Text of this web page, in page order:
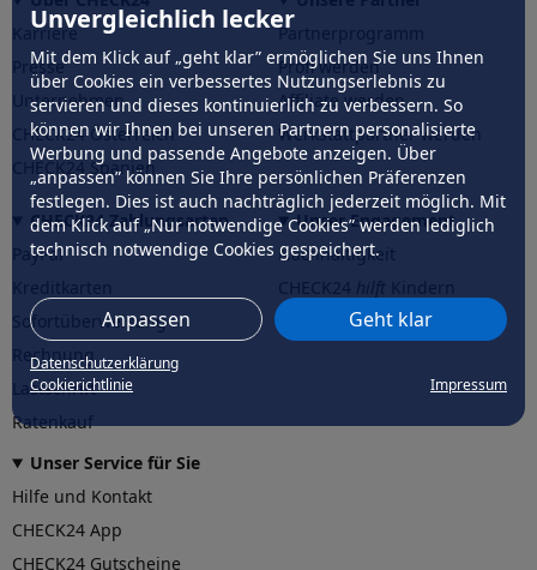
Unvergleichlich lecker
Mit dem Klick auf „geht klar” ermöglichen Sie uns Ihnen
über Cookies ein verbessertes Nutzungserlebnis zu
servieren und dieses kontinuierlich zu verbessern. So
können wir Ihnen bei unseren Partnern personalisierte
Werbung und passende Angebote anzeigen. Über
„anpassen” können Sie Ihre persönlichen Präferenzen
festlegen. Dies ist auch nachträglich jederzeit möglich. Mit
dem Klick auf „Nur notwendige Cookies” werden lediglich
technisch notwendige Cookies gespeichert.
Anpassen Geht klar
Datenschutzerklärung
Cookierichtlinie
Impressum
Karriere
Presse
Unternehmen
CHECK24 Österreich
CHECK24 Spanien
Partnerprogramm
Profi werden
Affiliate werden
Werkstattpartner werden
CHECK24 Zahlungsarten
PayPal
Sofortüberweisung
Rechnung
Lastschrift
Ratenkauf
Unser Engagement
Nachhaltigkeit
CHECK24hilftder Natur
Unser Service für Sie
Hilfe und Kontakt
CHECK24 App
CHECK24 Gutscheine